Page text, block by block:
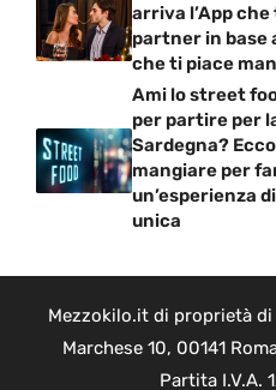
arriva l’App
partner in base
che ti piace
Ami lo street
per partire per
Sardegna?
mangiare per
un’esperienza
unica
Mezzokilo.it di proprietà di
Marchese 10, 00141
Partita I.V.A.